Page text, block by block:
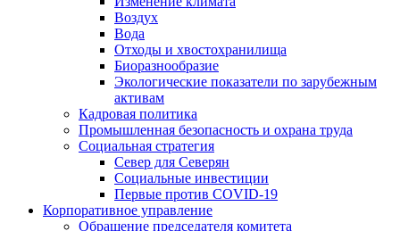
Воздух
Вода
Отходы и хвостохранилища
Биоразнообразие
Экологические показатели по зарубежным
активам
Кадровая политика
Промышленная безопасность и охрана труда
Социальная стратегия
Север для Северян
Социальные инвестиции
Первые против COVID‑19
Корпоративное управление
Обращение председателя комитета